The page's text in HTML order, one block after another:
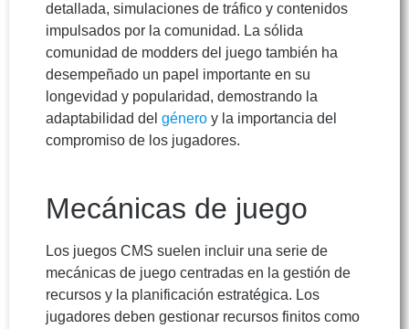
detallada, simulaciones de tráfico y contenidos
impulsados por la comunidad. La sólida
comunidad de modders del juego también ha
desempeñado un papel importante en su
longevidad y popularidad, demostrando la
adaptabilidad del género y la importancia del
compromiso de los jugadores.
Mecánicas de juego
Los juegos CMS suelen incluir una serie de
mecánicas de juego centradas en la gestión de
recursos y la planificación estratégica. Los
jugadores deben gestionar recursos finitos como